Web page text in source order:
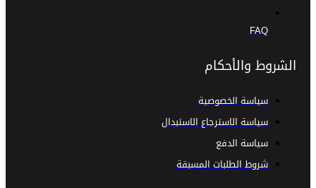
FAQ
الشروط والأحكام
سياسة الخصوصية
سياسة الاسترجاع الاستبدال
سياسة الدفع
شروط الطلبات المسبقة